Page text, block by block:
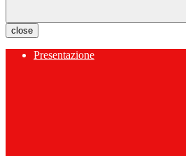
close
Presentazione